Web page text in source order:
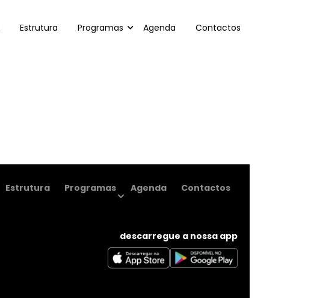
Estrutura Programas Agenda Contactos
Estrutura Programas Agenda Contactos
descarregue a nossa app